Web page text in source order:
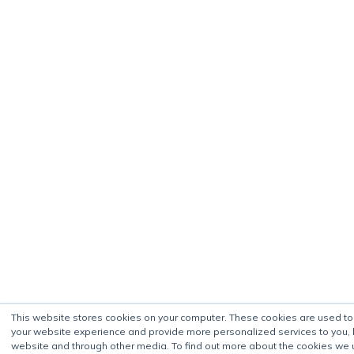
This website stores cookies on your computer. These cookies are used
your website experience and provide more personalized services to you,
website and through other media. To find out more about the cookies we